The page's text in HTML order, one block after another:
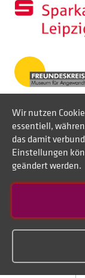
Impressum
Wir nutzen
essentiell,
das damit
Einstellungen
geändert werden.